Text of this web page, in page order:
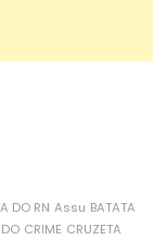
DO RN Assu BATATA
CRIME CRUZETA